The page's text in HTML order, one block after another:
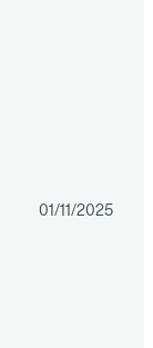
01/11/2025